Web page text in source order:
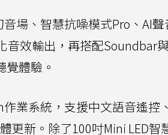
場、智慧抗噪模式Pro、AI
音效輸出，再搭配Soundbar
體驗。
業系統，支援中文語音遙控、
新。除了100吋Mini LED智